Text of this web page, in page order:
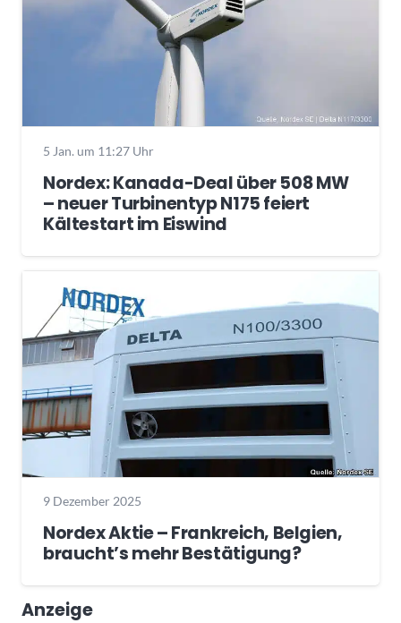
5 Jan. um 11:27 Uhr
Nordex: Kanada-Deal über 508 MW
– neuer Turbinentyp N175 feiert
Kältestart im Eiswind
9 Dezember 2025
Nordex Aktie – Frankreich, Belgien,
braucht’s mehr Bestätigung?
Anzeige